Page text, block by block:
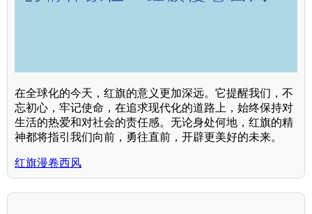
在全球化的今天，红旗的意义更加深远。它提醒我们，不
忘初心，牢记使命，在追求现代化的道路上，始终保持对
生活的热爱和对社会的责任感。无论身处何地，红旗的精
神都将指引我们向前，勇往直前，开辟更美好的未来。
红旗漫卷西风